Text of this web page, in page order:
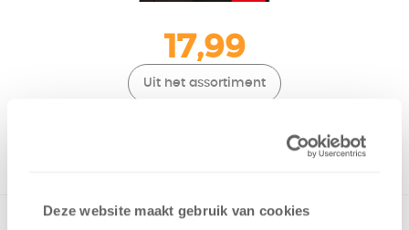
Deze website maakt gebruik van cookies
17,99
Uit het assortiment